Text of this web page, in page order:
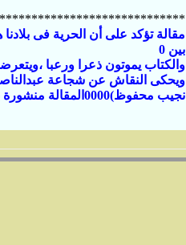
مقالة تؤكد على أن الحرية فى
بين 0
والكتاب يموتون ذعرا ورعبا
ويحكى النقاش عن شجاعة
نجيب محفوظ)0000المقالة منشورة بجريدة الأهرام،الأحد17/9/2006